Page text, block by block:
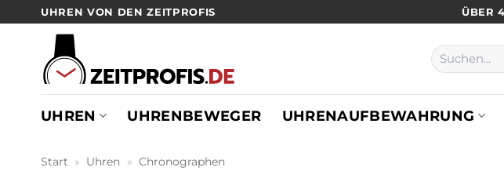
springen
UHREN VON DEN ZEITPROFIS ÜBER
Suchen
nach:
UHREN UHRENBEWEGER UHRENAUFBEWAHRUNG
Start » Uhren » Chronographen